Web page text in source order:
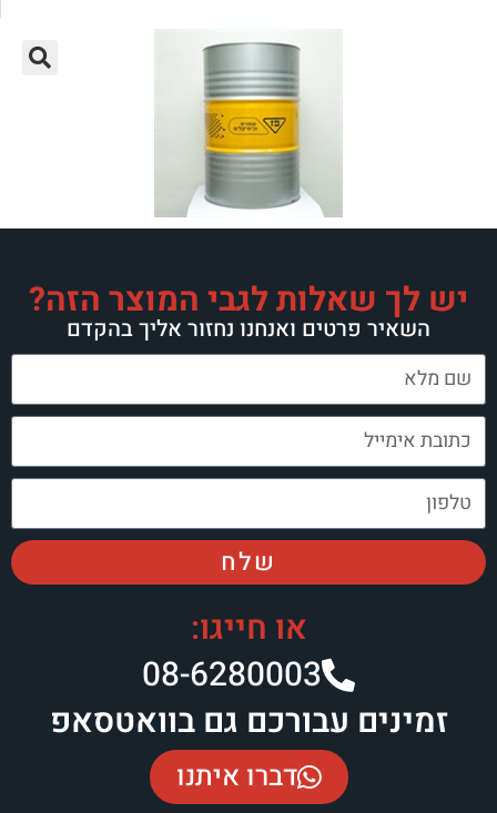
לגבי המוצר הזה?
ואנחנו נחזור אליך בהקדם
08-6280003​
גם בוואטסאפ
דברו איתנו